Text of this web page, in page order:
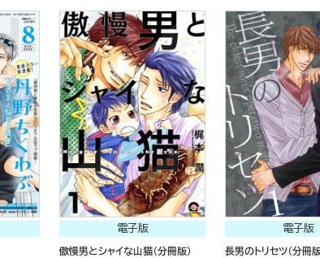
電子版
傲慢男とシャイな山猫（分冊版）
電子版
長男のトリセツ（分冊版